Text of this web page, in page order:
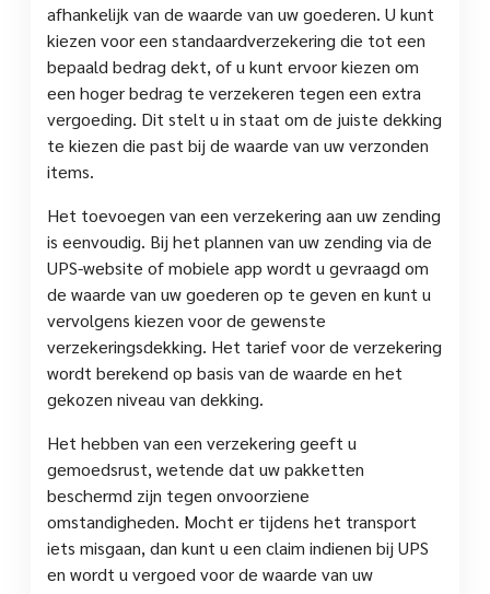
afhankelijk van de waarde van uw goederen. U kunt
kiezen voor een standaardverzekering die tot een
bepaald bedrag dekt, of u kunt ervoor kiezen om
een hoger bedrag te verzekeren tegen een extra
vergoeding. Dit stelt u in staat om de juiste dekking
te kiezen die past bij de waarde van uw verzonden
items.
Het toevoegen van een verzekering aan uw zending
is eenvoudig. Bij het plannen van uw zending via de
UPS-website of mobiele app wordt u gevraagd om
de waarde van uw goederen op te geven en kunt u
vervolgens kiezen voor de gewenste
verzekeringsdekking. Het tarief voor de verzekering
wordt berekend op basis van de waarde en het
gekozen niveau van dekking.
Het hebben van een verzekering geeft u
gemoedsrust, wetende dat uw pakketten
beschermd zijn tegen onvoorziene
omstandigheden. Mocht er tijdens het transport
iets misgaan, dan kunt u een claim indienen bij UPS
en wordt u vergoed voor de waarde van uw